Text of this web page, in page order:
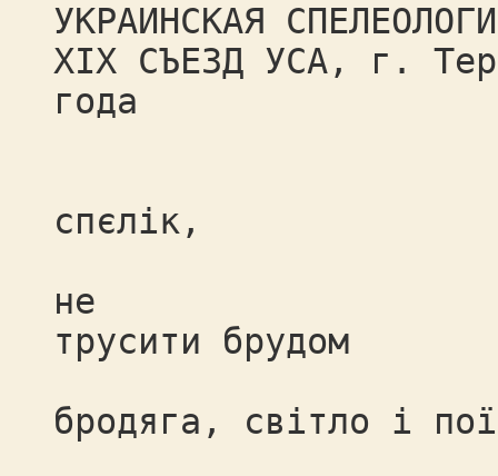
УКРАИНСКАЯ
ХІХ СЪЕЗД УСА, г.
года
спєлік,
не
трусити брудом
бродяга, світло і